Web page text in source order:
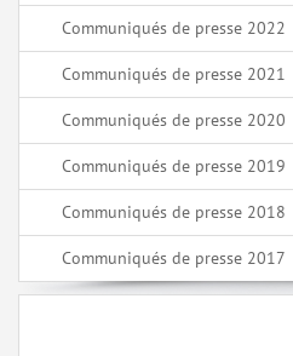
Communiqués de presse 2022
Communiqués de presse 2021
Communiqués de presse 2020
Communiqués de presse 2019
Communiqués de presse 2018
Communiqués de presse 2017